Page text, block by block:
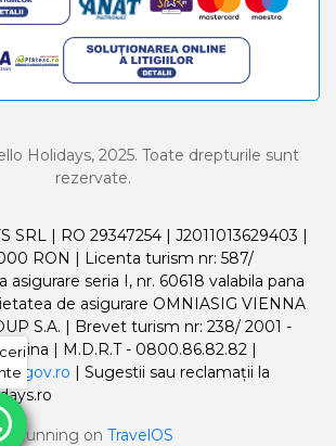
Holidays, 2025. Toate drepturile sunt
rezervate.
SRL | RO 29347254 | J2011013629403 |
RON | Licenta turism nr: 587/
asigurare seria I, nr. 60618 valabila pana
de asigurare OMNIASIG VIENNA
S.A. | Brevet turism nr: 238/ 2001 -
| M.D.R.T - 0800.86.82.82 |
| Sugestii sau reclamații la
Running on TravelOS